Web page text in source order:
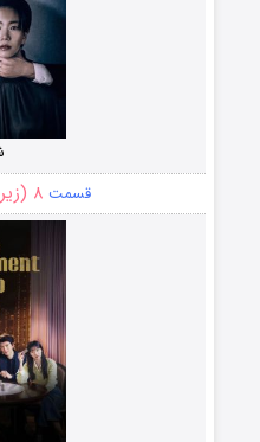
قسمت ۸ (زیرنویس)